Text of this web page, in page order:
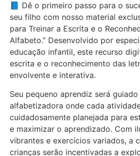
📘 Dê o primeiro passo para o
seu filho com nosso material
para Treinar a Escrita e o
Alfabeto.” Desenvolvido por
educação infantil, este recurso
escrita e o reconhecimento das
envolvente e interativa.
Seu pequeno aprendiz será
alfabetizadora onde cada
cuidadosamente planejada para
e maximizar o aprendizado. Com
vibrantes e exercícios variados, a
crianças serão incentivadas a